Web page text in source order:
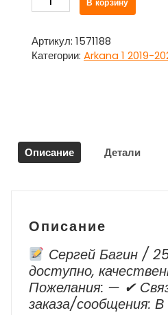
товара
внутрянняя
торпедо
/
Renault
г.в.
Артикул: 1571188
Категории: Arkana 1 2019-
Описание Детали
Описание
Сергей Багин /
доступно,
Пожелания: — ✔
заказа/сообщения: